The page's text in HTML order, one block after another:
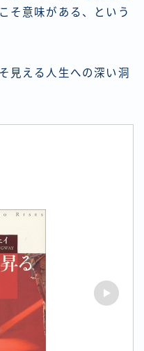
そ意味がある、という
見える人生への深い洞